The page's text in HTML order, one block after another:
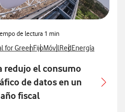
de lectura 1 min
relacionados con
notas de prensa relacionados con
for GreenVer más notas de prensa
FijoVer más notas de prensa
MóvilVer más notas de
RedVer más notas
Energía
redujo el consumo
de datos en un
fiscal